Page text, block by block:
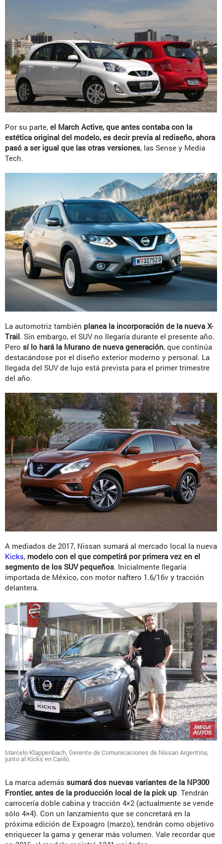
Por su parte, el March Active, que antes contaba con la
estética original del modelo, es decir previa al rediseño, ahora
pasó a ser igual que las otras versiones, las Sense y Media
Tech.
La automotriz también planea la incorporación de la nueva X-
Trail. Sin embargo, el SUV no llegaría durante el presente año.
Pero sí lo hará la Murano de nueva generación, que continúa
destacándose por el diseño exterior moderno y personal. La
llegada del SUV de lujo está prevista para el primer trimestre
del año.
A mediados de 2017, Nissan sumará al mercado local la nueva
Kicks, modelo con el que competirá por primera vez en el
segmento de los SUV pequeños. Inicialmente llegaría
importada de México, con motor naftero 1.6/16v y tracción
delantera.
Marcelo Klappenbach, Gerente de Comunicaciones de Nissan Argentina,
junto al Kicks en Cariló.
La marca además sumará dos nuevas variantes de la NP300
Frontier, antes de la producción local de la pick up. Tendrán
carrocería doble cabina y tracción 4×2 (actualmente se vende
sólo 4×4). Con un lanzamiento que se concretará en la
próxima edición de Expoagro (marzo), tendrán como objetivo
enriquecer la gama y generar más volumen. Vale recordar que